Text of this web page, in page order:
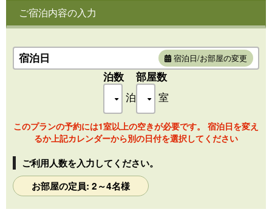
・レインシャワー付シャワーブース
・液晶テレビ設置（32インチ・ＤＶＤ再生プレーヤー内蔵）
・シャワートイレ
・冷暖房完備（温度調節可能）
浴衣・丹前・スリッパ・バスタオル・フェイスタオル・歯ブ
ラシ・カミソリ・ブラシ・綿棒・コットン・シャンプー・リ
ンス・ボディーソープ・ドライヤー
※2名様が正ベッド、3名様はエキストラベッドとなります。4
名～お布団をご用意いたします。お布団敷きはセルフでお願
いしています。
※禁煙となります
ご宿泊内容の入力
宿泊日 宿泊日/お部屋の変更
泊数
泊
部屋数
室
このプランの予約には1室以上の空きが必要です。 宿泊日を変え
るか上記カレンダーから別の日付を選択してください
ご利用人数を入力してください。
お部屋の定員: 2～4名様